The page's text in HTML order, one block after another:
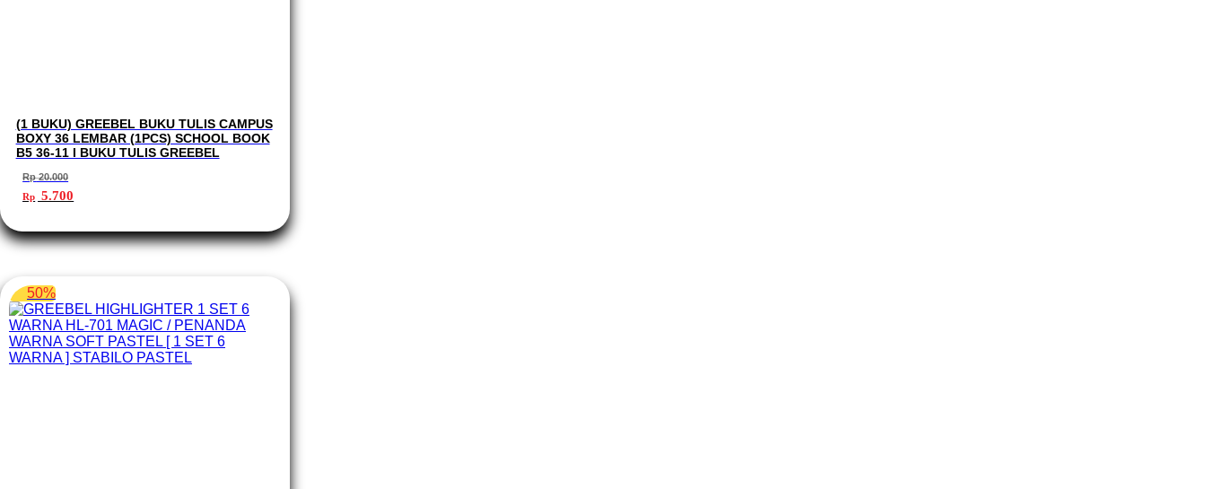
(1 BUKU) GREEBEL BUKU TULIS CAMPUS
BOXY 36 LEMBAR (1PCS) SCHOOL BOOK
B5 36-11 I BUKU TULIS GREEBEL
Rp20.000
Harga
aslinya
Rp 20.000.
Rp 5.700saat
adalah:
Rp 5.700.
50%